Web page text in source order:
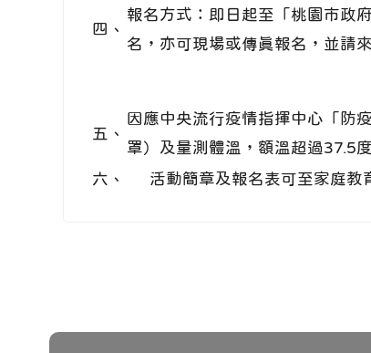
四、
報名方式：即日起至「桃園市政
名，亦可現場或傳真報名，並請
五、
因應中央流行疫情指揮中心「防
罩）及量測體溫，額溫超過37.5
六、
活動簡章及報名表可至家庭